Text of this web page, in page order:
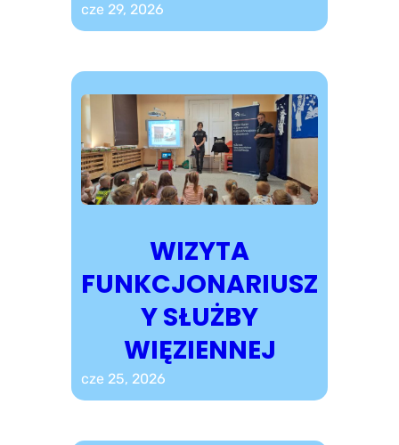
cze 29, 2026
WIZYTA
FUNKCJONARIUSZ
Y SŁUŻBY
WIĘZIENNEJ
cze 25, 2026